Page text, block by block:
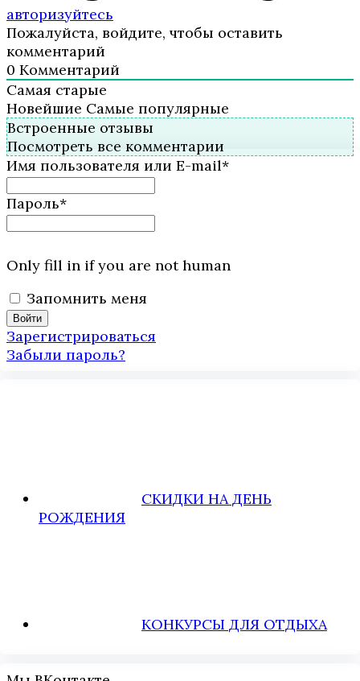
авторизуйтесь
Пожалуйста, войдите, чтобы оставить
комментарий
0 Комментарий
Самая старые
Новейшие Самые популярные
Встроенные отзывы
Посмотреть все комментарии
Имя пользователя или E-mail*
Пароль*
Only fill in if you are not human
Запомнить меня
Зарегистрироваться
Забыли пароль?
СКИДКИ НА ДЕНЬ
РОЖДЕНИЯ
КОНКУРСЫ ДЛЯ ОТДЫХА